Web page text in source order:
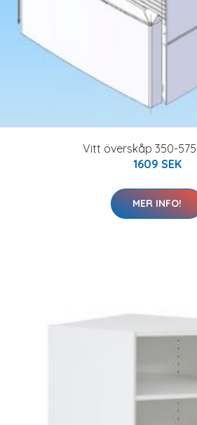
Vitt överskåp 350-
1609 SEK
MER INFO!